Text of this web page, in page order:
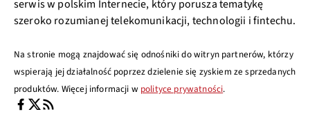
serwis w polskim Internecie, który porusza tematykę
szeroko rozumianej telekomunikacji, technologii i fintechu.
Na stronie mogą znajdować się odnośniki do witryn partnerów, którzy
wspierają jej działalność poprzez dzielenie się zyskiem ze sprzedanych
produktów. Więcej informacji w polityce prywatności.